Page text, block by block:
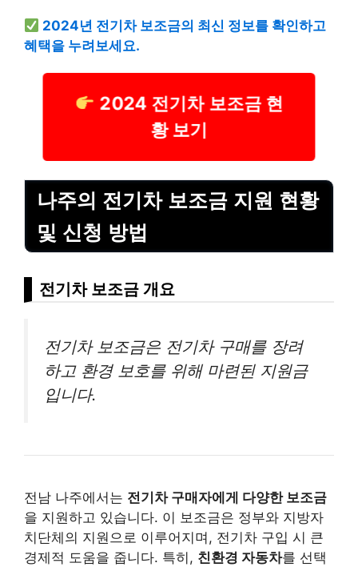
2024년 전기차 보조금의 최신 정보를 확인하고
혜택을 누려보세요.
2024 전기차 보조금 현
황 보기
나주의 전기차 보조금 지원 현황
및 신청 방법
전기차 보조금 개요
전기차 보조금은 전기차 구매를 장려
하고 환경 보호를 위해 마련된 지원금
입니다.
전남 나주에서는 전기차 구매자에게 다양한 보조금
을 지원하고 있습니다. 이 보조금은 정부와 지방자
치단체의 지원으로 이루어지며, 전기차 구입 시 큰
경제적 도움을 줍니다. 특히, 친환경 자동차를 선택